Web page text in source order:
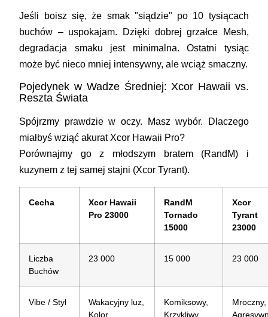
Jeśli boisz się, że smak "siądzie" po 10 tysiącach
buchów – uspokajam. Dzięki dobrej grzałce Mesh,
degradacja smaku jest minimalna. Ostatni tysiąc
może być nieco mniej intensywny, ale wciąż smaczny.
Pojedynek w Wadze Średniej: Xcor Hawaii vs.
Reszta Świata
Spójrzmy prawdzie w oczy. Masz wybór. Dlaczego
miałbyś wziąć akurat Xcor Hawaii Pro?
Porównajmy go z młodszym bratem (RandM) i
kuzynem z tej samej stajni (Xcor Tyrant).
Cecha
Xcor Hawaii
Pro 23000
RandM
Tornado
15000
Xcor
Tyrant
23000
Liczba
Buchów
23 000 15 000 23 000
Vibe / Styl
Wakacyjny luz,
Kolor
Komiksowy,
Krzykliwy
Mroczny,